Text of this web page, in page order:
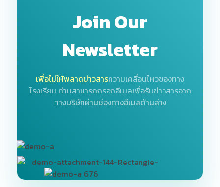
Join Our
Newsletter
เพื่อไม่ให้พลาดข่าวสารความเคลื่อนไหวของทาง
โรงเรียน ท่านสามารถกรอกอีเมลเพื่อรับข่าวสารจาก
ทางบริษัทผ่านช่องทางอีเมลด้านล่าง